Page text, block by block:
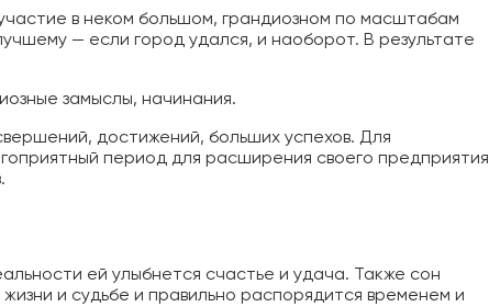
в неком большом, грандиозном по масштабам
— если город удался, и наоборот. В результате
замыслы, начинания.
достижений, больших успехов. Для
период для расширения своего предприятия
ей улыбнется счастье и удача. Также сон
и судьбе и правильно распорядится временем и